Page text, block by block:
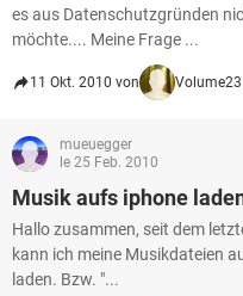
es aus Datenschutzgründen
möchte.... Meine Frage ...
11 Okt. 2010 von Volume23
mueuegger
le 25 Feb. 2010
Musik aufs iphone
Hallo zusammen, seit dem
kann ich meine Musikdateien
laden. Bzw. "...